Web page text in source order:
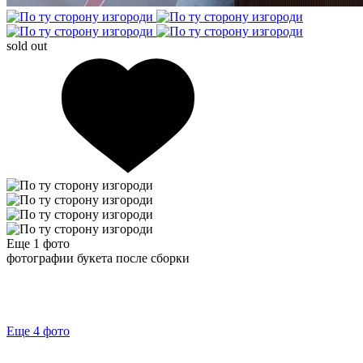
sold out
Еще 1 фото
фотографии букета после сборки
Еще 4 фото